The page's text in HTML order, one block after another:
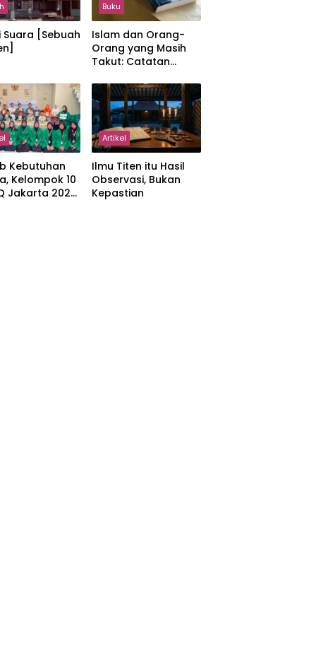
Suara [Sebuah
Buku
Islam dan Orang-
Orang yang Masih
Takut: Catatan
Kemajemukan, dan
Negara dalam
Pemikiran Masykuri
Abdillah
Kebutuhan
Kelompok 10
Jakarta 2026
Artikel
Ilmu Titen itu Hasil
Observasi, Bukan
Kepastian